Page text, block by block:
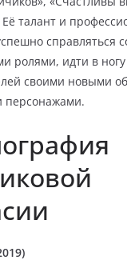
талант и
справляться
ролями, идти в
своими новыми